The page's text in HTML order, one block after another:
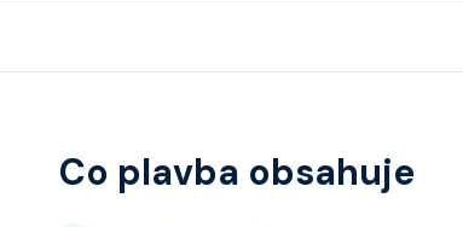
šatnu,
Co plavba obsahuje